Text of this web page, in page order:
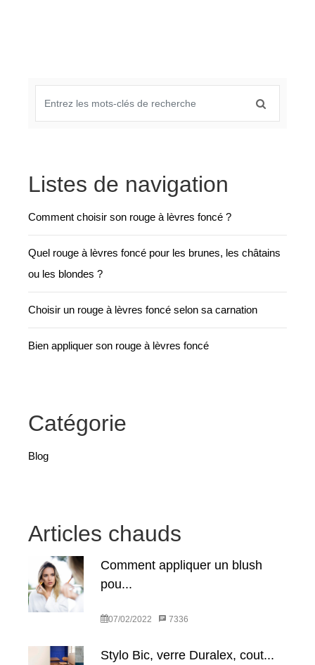
Listes de navigation
Comment choisir son rouge à lèvres foncé ?
Quel rouge à lèvres foncé pour les brunes, les châtains
ou les blondes ?
Choisir un rouge à lèvres foncé selon sa carnation
Bien appliquer son rouge à lèvres foncé
Catégorie
Blog
Articles chauds
Comment appliquer un blush
pou...
07/02/2022 7336
Stylo Bic, verre Duralex, cout...